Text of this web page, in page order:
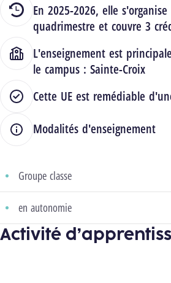
En 2025-2026, elle
quadrimestre et couvre 3
L'enseignement est
le campus : Sainte-Croix
Cette UE est remédiable
Modalités d'enseignement
Groupe classe
en autonomie
Activité